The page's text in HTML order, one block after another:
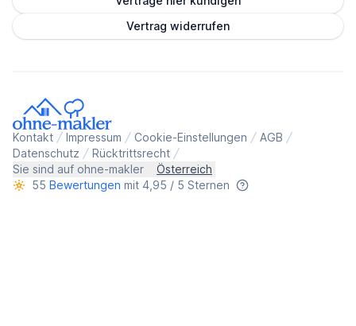
Vertrag widerrufen
Kontakt Impressum Cookie-Einstellungen
AGB
Datenschutz
Rücktrittsrecht
Sie sind auf ohne-makler
Österreich
55 Bewertungen mit 4,95 / 5 Sternen